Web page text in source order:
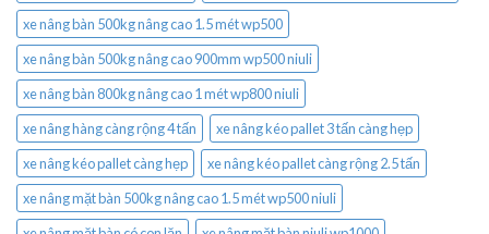
xe nâng bàn 500kg nâng cao 1.5 mét wp500
xe nâng bàn 500kg nâng cao 900mm wp500 niuli
xe nâng bàn 800kg nâng cao 1 mét wp800 niuli
xe nâng hàng càng rộng 4 tấn
xe nâng kéo pallet 3 tấn càng hẹp
xe nâng kéo pallet càng hẹp
xe nâng kéo pallet càng rộng 2.5 tấn
xe nâng mặt bàn 500kg nâng cao 1.5 mét wp500 niuli